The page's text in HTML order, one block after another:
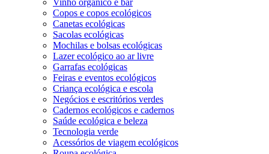
Copos e copos ecológicos
Canetas ecológicas
Sacolas ecológicas
Mochilas e bolsas ecológicas
Lazer ecológico ao ar livre
Garrafas ecológicas
Feiras e eventos ecológicos
Criança ecológica e escola
Negócios e escritórios verdes
Cadernos ecológicos e cadernos
Saúde ecológica e beleza
Tecnologia verde
Acessórios de viagem ecológicos